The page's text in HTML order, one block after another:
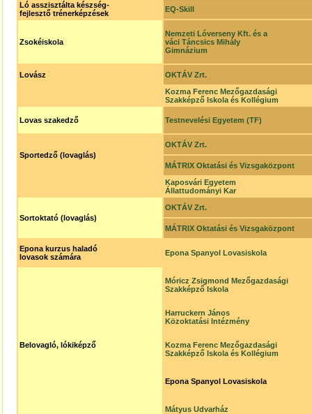
Ló asszisztálta készség-
fejlesztő trénerképzések
EQ-Skill
Zsokéiskola
Nemzeti Lóverseny Kft. és a
váci Táncsics Mihály
Gimnázium
Lovász
OKTÁV Zrt.
Kozma Ferenc Mezőgazdasági
Szakképző Iskola és Kollégium
Lovas szakedző Testnevelési Egyetem (TF)
Sportedző (lovaglás)
OKTÁV Zrt.
MÁTRIX Oktatási és Vizsgaközpont
Kaposvári Egyetem
Állattudományi Kar
Sortoktató (lovaglás)
OKTÁV Zrt.
MÁTRIX Oktatási és Vizsgaközpont
Epona kurzus haladó
lovasok számára
Epona Spanyol Lovasiskola
Belovagló, lókiképző
Móricz Zsigmond Mezőgazdasági
Szakképző Iskola
Harruckern János
Közoktatási Intézmény
Kozma Ferenc Mezőgazdasági
Szakképző Iskola és Kollégium
Epona Spanyol Lovasiskola
Mátyus Udvarház